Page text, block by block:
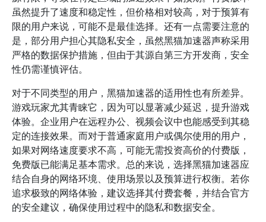
虽然提升了速度和稳定性，但价格相对较高，对于预算有
限的用户来说，可能不是最佳选择。还有一点需要注意的
是，部分用户担心其隐私安全，虽然黑猫加速器声称采用
严格的数据保护措施，但由于其源自第三方开发商，安全
性仍需谨慎评估。
对于不同类型的用户，黑猫加速器的适用性也有所差异。
游戏玩家尤其青睐它，因为可以显著减少延迟，提升游戏
体验。企业用户在远程办公、视频会议中也能感受到其稳
定的连接效果。而对于普通家庭用户或偶尔使用的用户，
如果对网络速度要求不高，可能无需投资高价的付费版，
免费版已能满足基本需求。总的来说，选择黑猫加速器应
结合自身的网络环境、使用场景以及预算进行权衡。若你
追求极致的网络体验，建议选择其付费套餐，并结合官方
的安全建议，确保使用过程中的隐私和数据安全。